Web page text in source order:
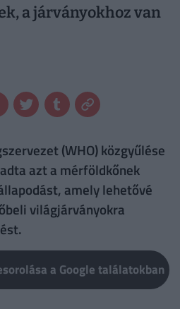
a járványokhoz van
(WHO) közgyűlése
azt a mérföldkőnek
amely lehetővé
világjárványokra
a Google találatokban